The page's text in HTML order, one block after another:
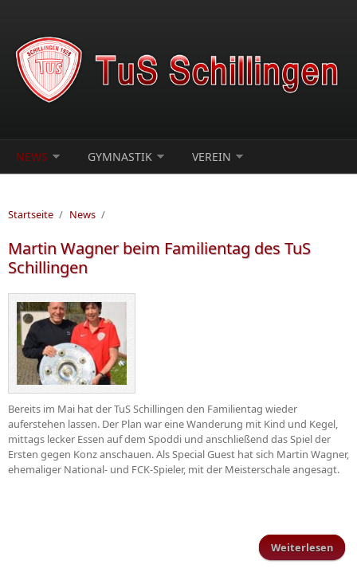
NEWS GYMNASTIK VEREIN
Startseite / News /
Martin Wagner beim Familientag des TuS
Schillingen
Bereits im Mai hat der TuS Schillingen den Familientag wieder
auferstehen lassen. Der Plan war eine Wanderung mit Kind und Kegel,
mittags lecker Essen auf dem Spoddi und anschließend das Spiel der
Ersten gegen Konz anschauen. Als Special Guest hat sich Martin Wagner,
ehemaliger National- und FCK-Spieler, mit der Meisterschale angesagt.
Weiterlesen